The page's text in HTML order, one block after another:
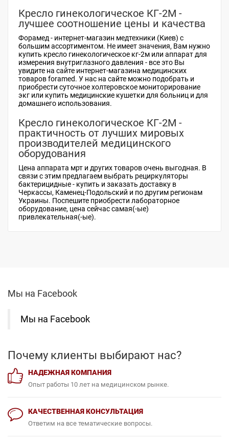
Кресло гинекологическое КГ-2М -
лучшее соотношение цены и качества
Форамед - интернет-магазин медтехники (Киев) с
большим ассортиментом. Не имеет значения, Вам нужно
купить кресло гинекологическое кг-2м или аппарат для
измерения внутриглазного давления - все это Вы
увидите на сайте интернет-магазина медицинских
товаров foramed. У нас на сайте можно подобрать и
приобрести суточное холтеровское мониторирование
экг или купить медицинские кушетки для больниц и для
домашнего использования.
Кресло гинекологическое КГ-2М -
практичность от лучших мировых
производителей медицинского
оборудования
Цена аппарата мрт и других товаров очень выгодная. В
связи с этим предлагаем выбрать рециркуляторы
бактерицидные - купить и заказать доставку в
Черкассы, Каменец-Подольский и по другим регионам
Украины. Поспешите приобрести лабораторное
оборудование, цена сейчас самая(-ые)
привлекательная(-ые).
Мы на Facebook
НАДЕЖНАЯ КОМПАНИЯ
Опыт работы 10 лет на медицинском рынке.
Ответим на все тематические вопросы.